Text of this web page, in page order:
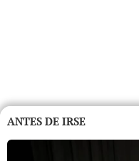
ANTES DE IRSE